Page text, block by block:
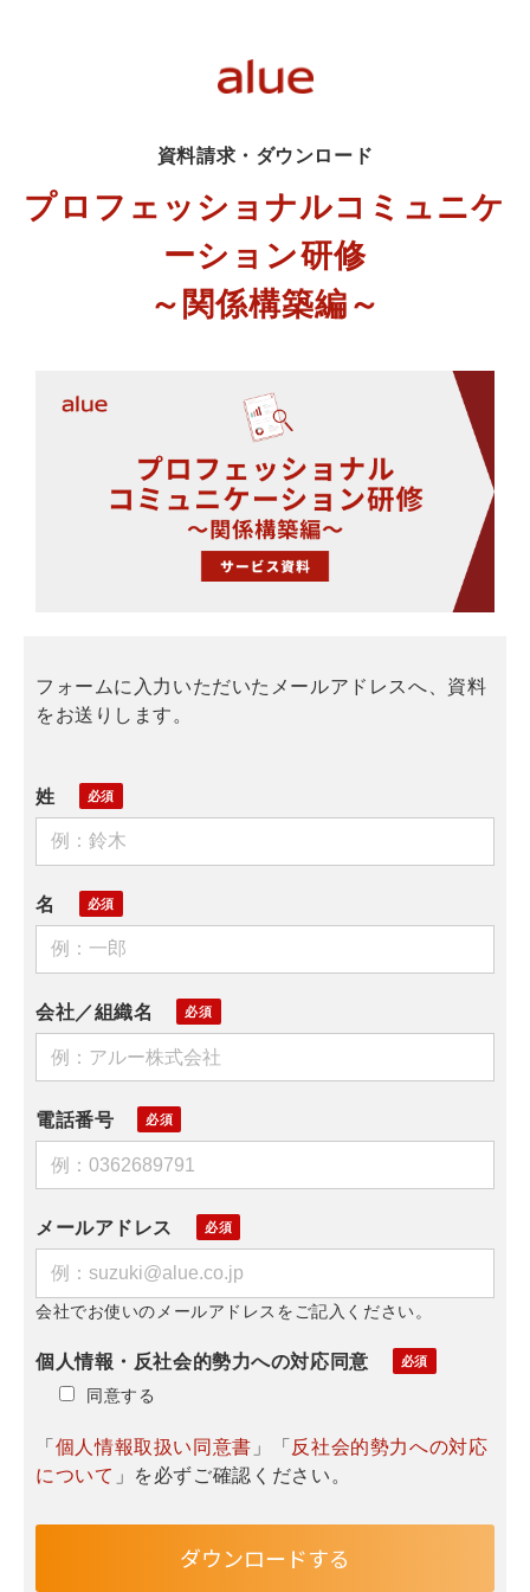
資料請求・ダウンロード
プロフェッショナルコミュニケ
ーション研修
～関係構築編～
フォームに入力いただいたメールアドレスへ、資料
をお送りします。
姓
名
会社／組織名
電話番号
メールアドレス
会社でお使いのメールアドレスをご記入ください。
個人情報・反社会的勢力への対応同意
同意する
「個人情報取扱い同意書 」「反社会的勢力への対応
について 」を必ずご確認ください。